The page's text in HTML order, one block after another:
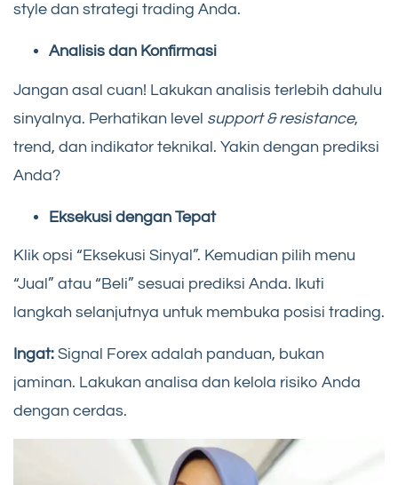
style dan strategi trading Anda.
Analisis dan Konfirmasi
Jangan asal cuan! Lakukan analisis terlebih dahulu
sinyalnya. Perhatikan level support & resistance,
trend, dan indikator teknikal. Yakin dengan prediksi
Anda?
Eksekusi dengan Tepat
Klik opsi “Eksekusi Sinyal”. Kemudian pilih menu
“Jual” atau “Beli” sesuai prediksi Anda. Ikuti
langkah selanjutnya untuk membuka posisi trading.
Ingat: Signal Forex adalah panduan, bukan
jaminan. Lakukan analisa dan kelola risiko Anda
dengan cerdas.